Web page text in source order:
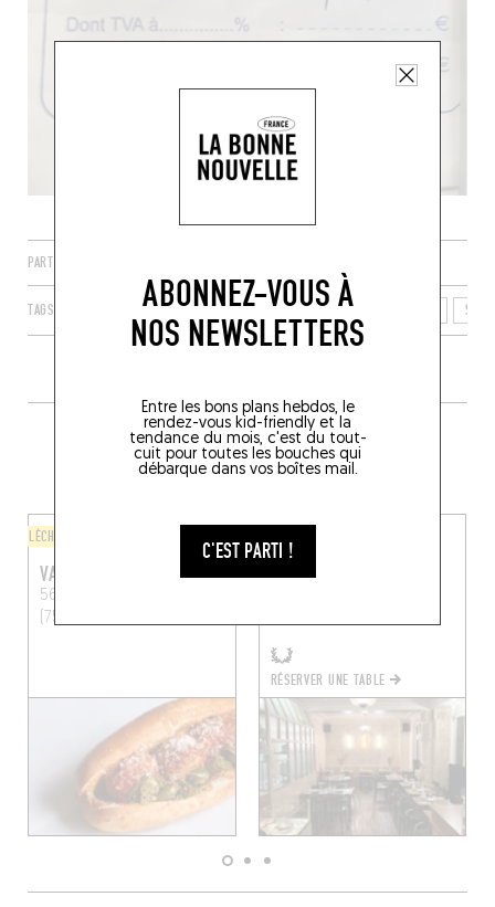
ABONNEZ-VOUS À
NOS NEWSLETTERS
Entre les bons plans hebdos, le
rendez-vous kid-friendly et la
tendance du mois, c'est du tout-
cuit pour toutes les bouches qui
débarque dans vos boîtes mail.
C'EST PARTI !
PARTAGER
TAGS LE PRÉ-SAINT-GERVAIS ÎLE-DE-FRANCE
PLUS DE TABLES DE GENRE À
PROXIMITÉ
LÈCHE-DOIGTS
VANDAL
56 Rue des Alouettes
(75019)
SOCES
RÉSERVER UNE TABLE